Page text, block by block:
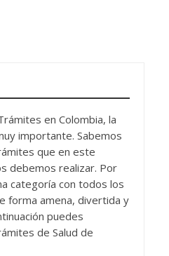
en Colombia, la
importante. Sabemos
que en este
debemos realizar. Por
categoría con todos los
forma amena, divertida y
puedes
de Salud de